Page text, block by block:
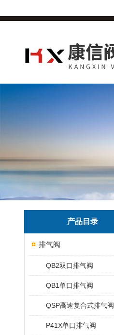
产品目录
排气阀
QB2双口排气阀
QB1单口排气阀
QSP高速复合式排气阀
P41X单口排气阀